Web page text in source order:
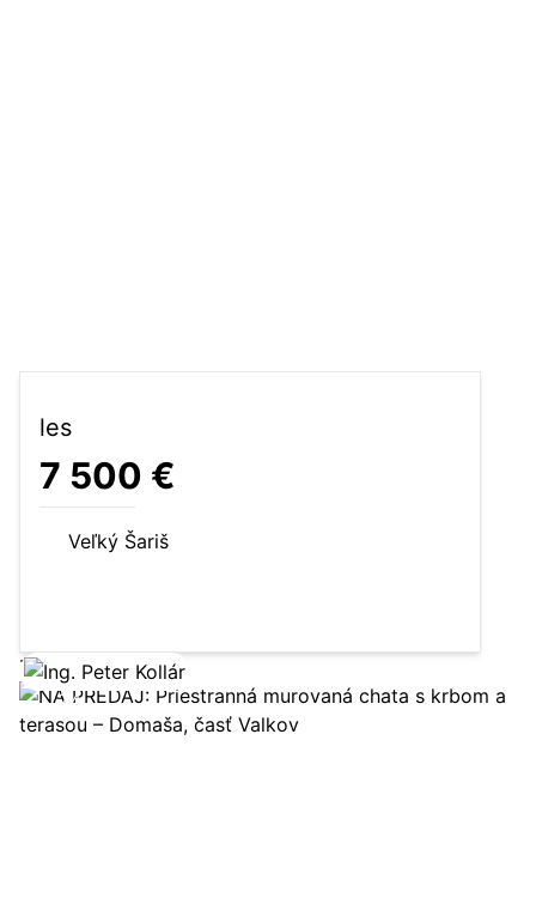
les
7 500 €
Veľký Šariš
Zobraziť ponuku
24